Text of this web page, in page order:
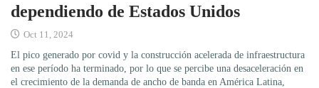
dependiendo de Estados Unidos
Oct 11, 2024
El pico generado por covid y la construcción acelerada de infraestructura
en ese período ha terminado, por lo que se percibe una desaceleración en
el crecimiento de la demanda de ancho de banda en América Latina,